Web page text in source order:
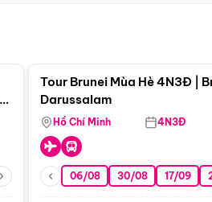
Tour Brunei Mùa Hè 4N3Đ |
Darussalam
Hồ Chí Minh 4N3Đ
06/08 30/08 17/09